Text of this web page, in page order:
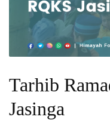
Tarhib
Jasinga